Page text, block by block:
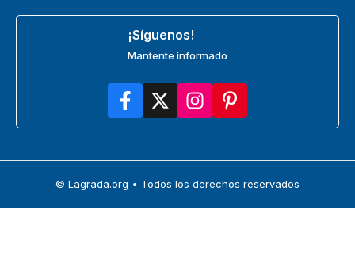
¡Síguenos!
Mantente informado
© Lagrada.org • Todos los derechos reservados